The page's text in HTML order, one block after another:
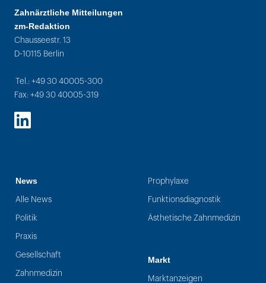
Zahnärztliche Mitteilungen
zm-Redaktion
Chausseestr. 13
D-10115 Berlin
Tel.: +49 30 40005-300
Fax: +49 30 40005-319
LinkedIn
News
Alle News
Politik
Praxis
Gesellschaft
Zahnmedizin
Prophylaxe
Funktionsdiagnostik
Ästhetische Zahnmedizin
Markt
Marktanzeigen